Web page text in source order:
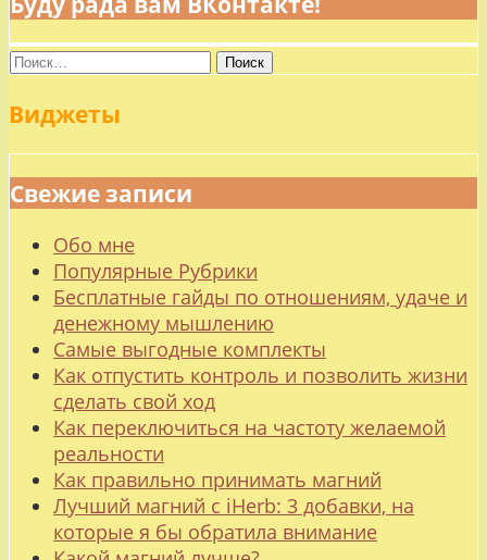
Найти:
Виджеты
Свежие записи
Обо мне
Популярные Рубрики
Бесплатные гайды по отношениям, удаче и
денежному мышлению
Самые выгодные комплекты
Как отпустить контроль и позволить жизни
сделать свой ход
Как переключиться на частоту желаемой
реальности
Как правильно принимать магний
Лучший магний с iHerb: 3 добавки, на
которые я бы обратила внимание